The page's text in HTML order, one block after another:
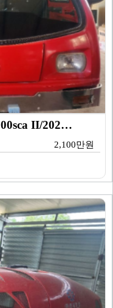
II/202…
2,100만원